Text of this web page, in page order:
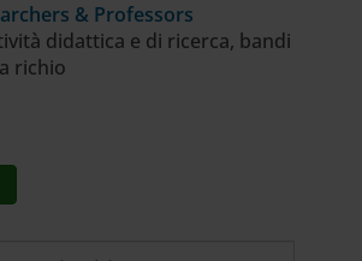
& Professors
didattica e di ricerca, bandi
richio